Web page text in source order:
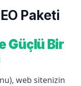
Paketi
Güçlü Bir
web sitenizin